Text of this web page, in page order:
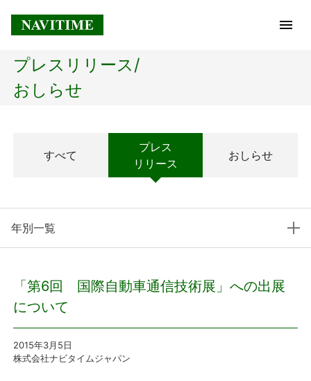
トップページ
経営理念
プレスリリース
プレスリリース
プレスリリース/
おしらせ
すべて
プレス
リリース
おしらせ
年別一覧
「第6回 国際自動車通信技術展」への出展
について
2015年3月5日
株式会社ナビタイムジャパン